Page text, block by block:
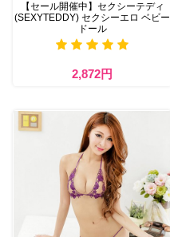
【セール開催中】セクシーテディ
(SEXYTEDDY) セクシーエロ ベビー
ドール
2,872円